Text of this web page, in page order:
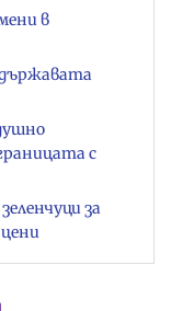
в
държавата
с
за